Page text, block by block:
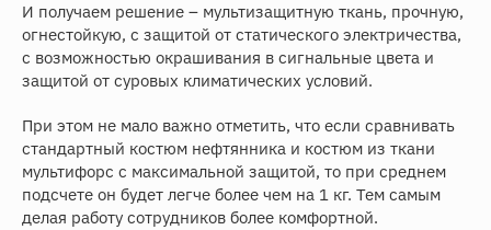
И получаем решение – мультизащитную ткань, прочную,
огнестойкую, с защитой от статического электричества,
с возможностью окрашивания в сигнальные цвета и
защитой от суровых климатических условий.
При этом не мало важно отметить, что если сравнивать
стандартный костюм нефтянника и костюм из ткани
мультифорс с максимальной защитой, то при среднем
подсчете он будет легче более чем на 1 кг. Тем самым
делая работу сотрудников более комфортной.